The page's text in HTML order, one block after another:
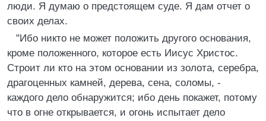
люди. Я думаю о предстоящем суде. Я дам отчет о
своих делах.
"Ибо никто не может положить другого основания,
кроме положенного, которое есть Иисус Христос.
Строит ли кто на этом основании из золота, серебра,
драгоценных камней, дерева, сена, соломы, -
каждого дело обнаружится; ибо день покажет, потому
что в огне открывается, и огонь испытает дело